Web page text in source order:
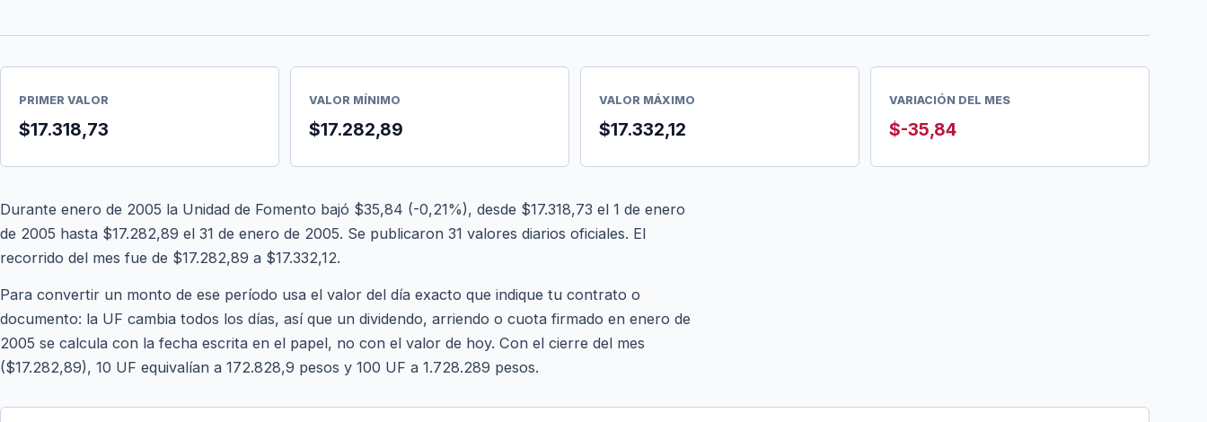
PRIMER VALOR
$17.318,73
VALOR MÍNIMO
$17.282,89
VALOR MÁXIMO
$17.332,12
VARIACIÓN DEL MES
$-35,84
Durante enero de 2005 la Unidad de Fomento bajó $35,84 (-0,21%), desde $17.318,73 el 1 de enero
de 2005 hasta $17.282,89 el 31 de enero de 2005. Se publicaron 31 valores diarios oficiales. El
recorrido del mes fue de $17.282,89 a $17.332,12.
Para convertir un monto de ese período usa el valor del día exacto que indique tu contrato o
documento: la UF cambia todos los días, así que un dividendo, arriendo o cuota firmado en enero de
2005 se calcula con la fecha escrita en el papel, no con el valor de hoy. Con el cierre del mes
($17.282,89), 10 UF equivalían a 172.828,9 pesos y 100 UF a 1.728.289 pesos.